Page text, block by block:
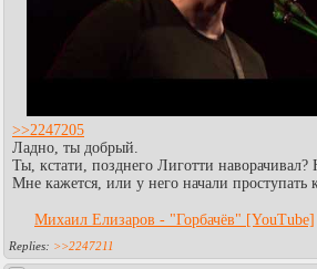
>>2247205
Ладно, ты добрый.
Ты, кстати, позднего Лиготти наворачивал?
Мне кажется, или у него начали проступать
Михаил Елизаров - "Горбачёв" [YouTube]
>>2247211